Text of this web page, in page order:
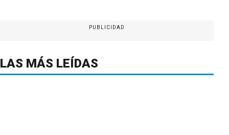
PUBLICIDAD
LAS MÁS LEÍDAS